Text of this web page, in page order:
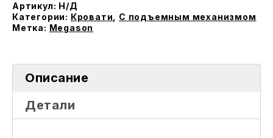
подъемным
меxанизмом
Артикул: Н/Д
Категории: Кровати
С подъемным механизмом
Метка: Megason
Описание
Детали